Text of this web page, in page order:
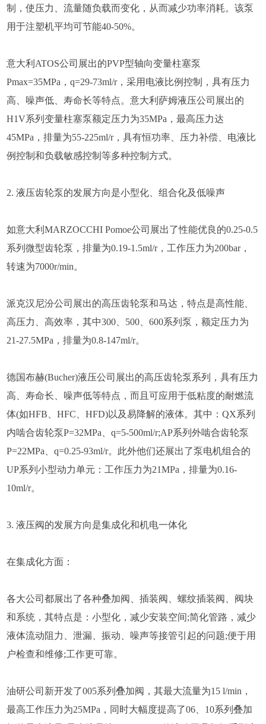
制，使压力、流量随负载而变化，从而减少功率消耗。该泵
用于注塑机平均可节能40-50%。
意大利ATOS公司展出的PVP型轴向变量柱塞泵
Pmax=35MPa，q=29-73ml/r，采用电液比例控制，具有压力
高、噪声低、寿命长等特点。意大利萨姆液压公司展出的
H1V系列变量柱塞泵额定压力为35MPa，最高压力达
45MPa，排量为55-225ml/r，具有恒功率、压力补偿、电液比
例控制和负载敏感控制等多种控制方式。
2. 液压齿轮泵的发展方向是小型化、组合化及低噪声
如意大利MARZOCCHI Pomoe公司展出了性能优良的0.25-0.5
系列微型齿轮泵，排量为0.19-1.5ml/r，工作压力为200bar，
转速为7000r/min。
派克汉尼汾公司展出的高压齿轮泵和马达，特点是高性能、
高压力、高效率，其中300、500、600系列泵，额定压力为
21-27.5MPa，排量为0.8-147ml/r。
德国布赫(Bucher)液压公司展出的高压齿轮泵系列，具有压力
高、寿命长、噪声低等特点，而且可应用于低粘度的耐燃流
体(如HFB、HFC、HFD)以及易降解的液体。其中：QX系列
内啮合齿轮泵P=32MPa、q=5-500ml/r;AP系列外啮合齿轮泵
P=22MPa、q=0.25-93ml/r。此外他们还展出了泵电机组合的
UP系列小型动力单元：工作压力为21MPa，排量为0.16-
10ml/r。
3. 液压阀的发展方向是集成化和机电一体化
在集成化方面：
各大公司都展出了各种叠加阀、插装阀、螺纹插装阀、阀块
和系统，其特点是：小型化，减少安装空间;简化管路，减少
液体流动阻力、泄漏、振动、噪声等接管引起的问题;便于用
户检查和维修;工作更可靠。
油研公司新开发了005系列叠加阀，其最大流量为15 l/min，
最高工作压力为25MPa，同时大幅度提高了06、10系列叠加